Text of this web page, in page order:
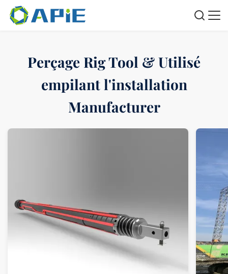
Perçage Rig Tool & Utilisé
empilant l'installation
Manufacturer